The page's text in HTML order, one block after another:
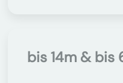
bis 14m & bis